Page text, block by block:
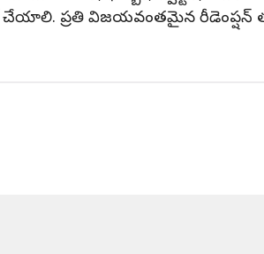
చేయాలి. ప్రతి విజయవంతమైన రీడెంప్షన్